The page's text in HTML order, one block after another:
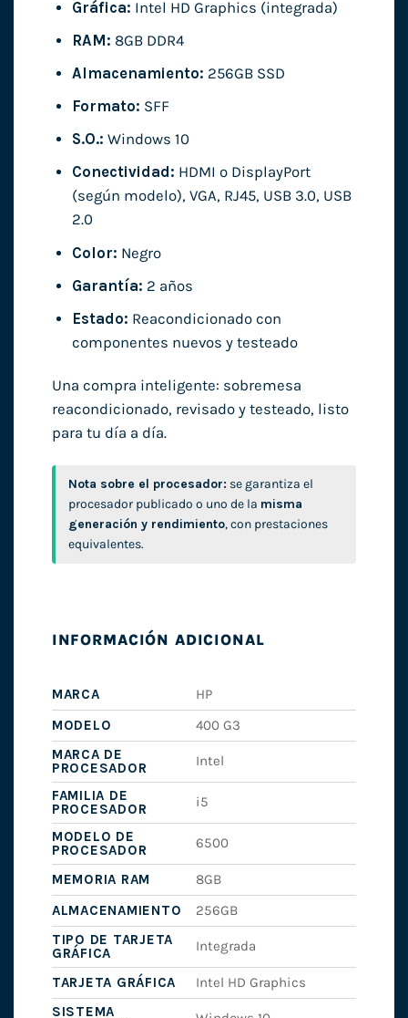
Gráfica: Intel HD Graphics (integrada)
RAM: 8GB DDR4
Almacenamiento: 256GB SSD
Formato: SFF
S.O.: Windows 10
Conectividad: HDMI o DisplayPort
(según modelo), VGA, RJ45, USB 3.0, USB
2.0
Color: Negro
Garantía: 2 años
Estado: Reacondicionado con
componentes nuevos y testeado
Una compra inteligente: sobremesa
reacondicionado, revisado y testeado, listo
para tu día a día.
Nota sobre el procesador: se garantiza el
procesador publicado o uno de la misma
generación y rendimiento, con prestaciones
equivalentes.
INFORMACIÓN ADICIONAL
MARCA
HP
MODELO
400 G3
MARCA DE
PROCESADOR
Intel
FAMILIA DE
PROCESADOR
i5
MODELO DE
PROCESADOR
6500
MEMORIA RAM
8GB
ALMACENAMIENTO
256GB
TIPO DE TARJETA
GRÁFICA
Integrada
TARJETA GRÁFICA
Intel HD Graphics
SISTEMA